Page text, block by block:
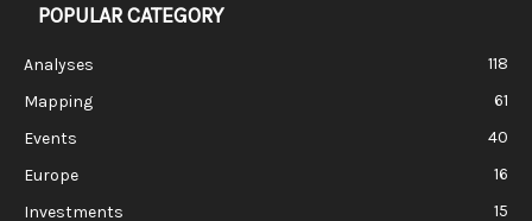
POPULAR CATEGORY
Analyses
118
Mapping
61
Events
40
Europe
16
Investments
15